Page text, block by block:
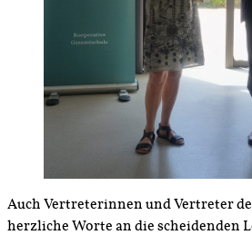
Auch Vertreterinnen und Vertreter
herzliche Worte an die scheidenden